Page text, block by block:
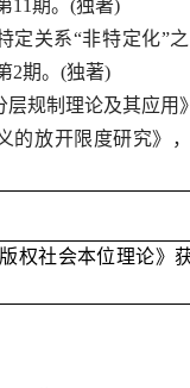
11期。 (独著)
定关系“非特定化”
2期。 (独著)
层规制理论及其应用
的放开限度研究》
权社会本位理论